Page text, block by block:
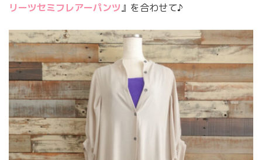
リーツセミフレアーパンツ』を合わせて♪